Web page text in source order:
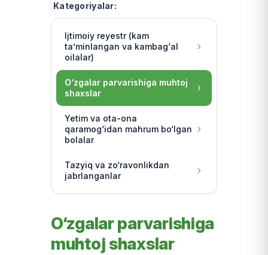
Kategoriyalar:
Ijtimoiy reyestr (kam
ta’minlangan va kambag‘al
oilalar)
O‘zgalar parvarishiga muhtoj
shaxslar
Yetim va ota-ona
qaramog‘idan mahrum bo‘lgan
bolalar
Tazyiq va zo‘ravonlikdan
jabrlanganlar
O‘zgalar parvarishiga
muhtoj shaxslar